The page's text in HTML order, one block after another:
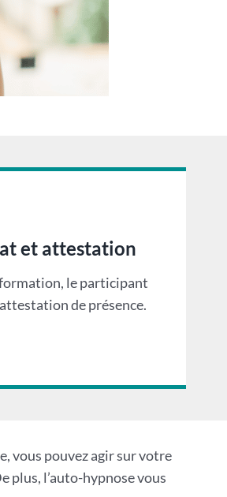
et attestation
le participant
de présence.
vous pouvez agir sur votre
plus, l’auto-hypnose vous